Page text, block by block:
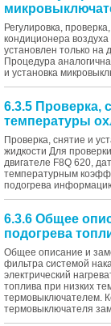
Регулировка,
кондиционера
установлен только
Процедура
и установка
6.3.5 Проверка,
температуры
Проверка, снятие и
жидкости Для
двигателе F8Q 620,
температурным
подогрева
6.3.6 Общее
подогрева
Общее описание и
фильтра системой
электрический
топлива при низких
термовыключателем.
термовыключателя